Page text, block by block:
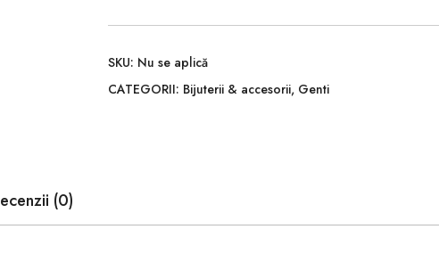
SKU: Nu se aplică
CATEGORII: Bijuterii & accesorii, Genti
(0)